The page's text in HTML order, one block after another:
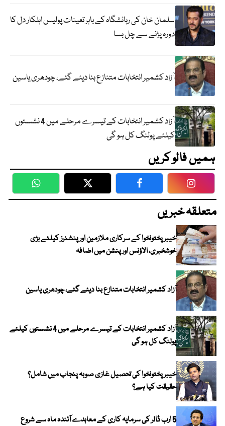
سلمان خان کی رہائشگاہ کے باہر تعینات پولیس اہلکار دل کا
دورہ پڑنے سے چل بسا
آزاد کشمیر انتخابات متنازع بنا دیئے گئے، چودھری یاسین
آزاد کشمیر انتخابات کے تیسرے مرحلے میں 4 نشستوں
کیلئے پولنگ کل ہو گی
ہمیں فالو کریں
WhatsApp Twitter Facebook
متعلقہ خبریں
خیبرپختونخوا کے سرکاری ملازمین اور پنشنرز کیلئے بڑی
خوشخبری، الاؤنس اور پنشن میں اضافہ
آزاد کشمیر انتخابات متنازع بنا دیئے گئے، چودھری یاسین
آزاد کشمیر انتخابات کے تیسرے مرحلے میں 4 نشستوں کیلئے
پولنگ کل ہو گی
خیبر پختونخوا کی تحصیل غازی صوبہ پنجاب میں شامل؟
حقیقت کیا ہے؟
5 ارب ڈالر کی سرمایہ کاری کے معاہدے آئندہ ماہ سے شروع